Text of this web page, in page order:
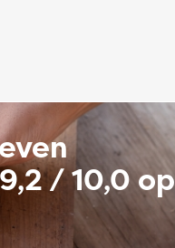
/ 10,0 op